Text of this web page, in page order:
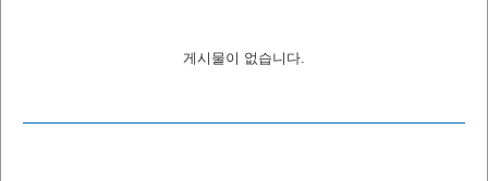
게시물이 없습니다.